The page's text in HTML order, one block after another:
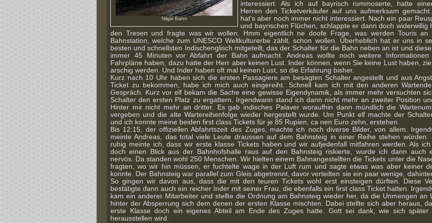
Nilgiri Bahn
interessiert. Als ich auf bayrisch rummoserte, hatte
Herren den Ticketverkäufer auf uns aufmerksam
hat's aber noch immer nicht interessiert. Nach ein paar
und bayrischen Flüchen, schlappte er dann doch widerwillig
den Tresen und fragte was wir wollen. Hmm eigentlich ne doofe Frage, was werden Touris an
Bahnstation, welche zum UNESCO Weltkulturerbe zählt, schon wollen. Überheblich hat er uns in
besten und schnellsten Indischenglisch mitgeteilt, das der Schalter für die Bahn neben an ist und
immer 45 Minuten vor Abfahrt der Bahn aufmacht. Andreas wollte noch weitere Informationen
Fahrpläne haben, dazu hatte der Herr aber keinen Lust. Inder können, wenn Sie keine Lust haben,
arschig werden. Und Inder haben oft mal keinen Lust, so die Erfahrung bisher.
Kurz nach 10 Uhr haben sich die ersten Passagiere am besagten Schalter angestellt und aus
Ticket zu bekommen, habe ich mich auch eingereiht. Schnell kam ich mit den anderen
Gespräch. Kurz vor elf bekam die Sache eine gewisse Eigendynamik, als immer mehr versuchten
Schalter den ersten Platz zu ergattern. Irgendwann stand ich dann nicht mehr an zweiter Position
Hinter mir nicht mehr an dritter. Es gab indisches Palaver woraufhin dann mündlich die
vergeben und die alte Wartereihenfolge wieder hergestellt wurde. Um Punkt elf machte der
und ich konnte meine beiden first class Tickets für je 85 Rupien, ca nen Euro zehn, erstehen.
Bis 12:15, der offiziellen Abfahrtszeit des Zuges, machte ich noch diverse Bilder, von allem.
meinte Andreas, das total viele Leute draussen auf dem Bahnsteig in einer Reihe stehen würden.
ruhig meinte ich, dass wir erste klasse Tickets haben und wir aufjedenfall mitfahren werden. Als
doch einen Blick aus der Bahnhofshalle raus auf den Bahnsteig riskierte, wurde ich dann auch
nervös. Da standen wohl 250 Menschen. Wir hielten einem Bahnangestellten die Tickets unter die
fragten, wo wir hin müssen, er fuchtelte wage in der Luft rum und sagte etwas was aber keiner
konnte. Der Bahnsteig war parallel zum Gleis abgetrennt, davor verteilten sie ein paar wenige,
So gingen wir davon aus, dass die mit den teuren Tickets wohl erst einsteigen dürften. Diese
bestätigte dann auch ein reicher Inder mit seiner Frau, die ebenfalls ein first class Ticket hatten.
kam ein anderer Mitarbeiter und stellte die Ordnung am Bahnsteig wieder her, da die Unmengen an
hinter der Absperrung sich dem denen der ersten Klasse mischten. Dabei stellte sich aber heraus,
erste Klasse doch ein eigenes Abteil am Ende des Zuges hatte. Gott sei dank, wie sich später
herausstellen wird.